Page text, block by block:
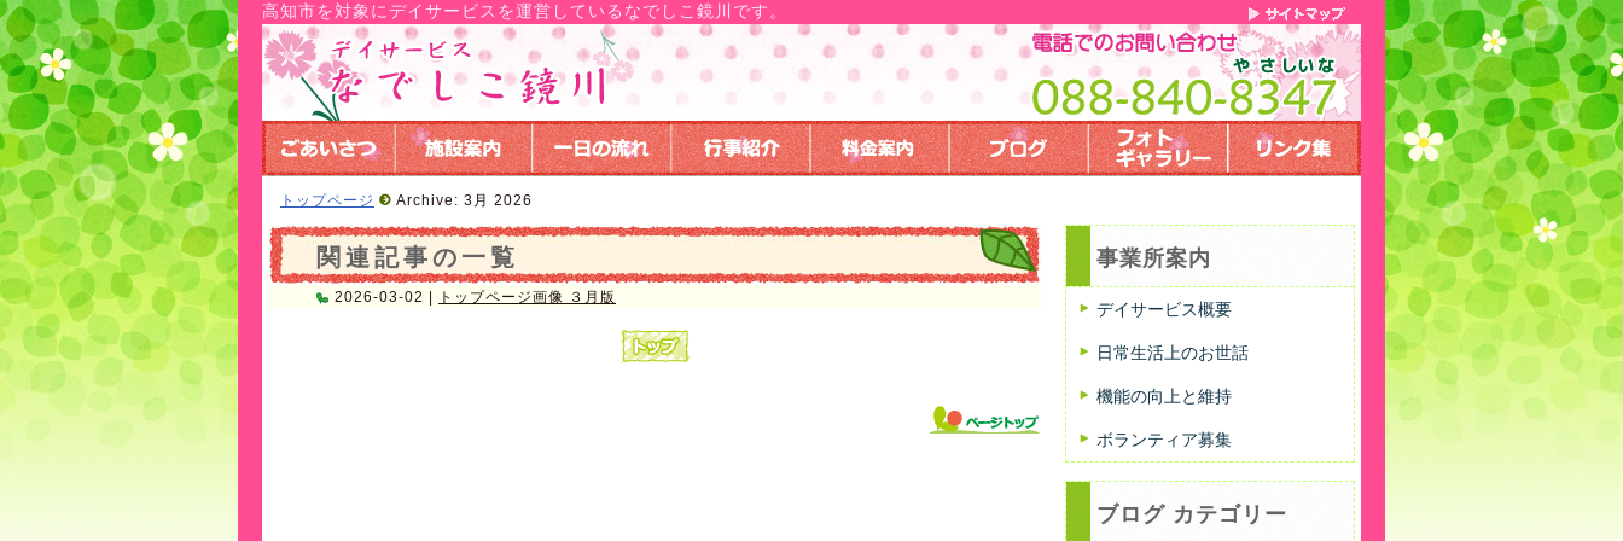
高知市を対象にデイサービスを運営しているなでしこ鏡川です。
トップページ Archive: 3月 2026
関連記事の一覧
2026-03-02 | トップページ画像 ３月版
事業所案内
デイサービス概要
日常生活上のお世話
機能の向上と維持
ボランティア募集
ブログ カテゴリー